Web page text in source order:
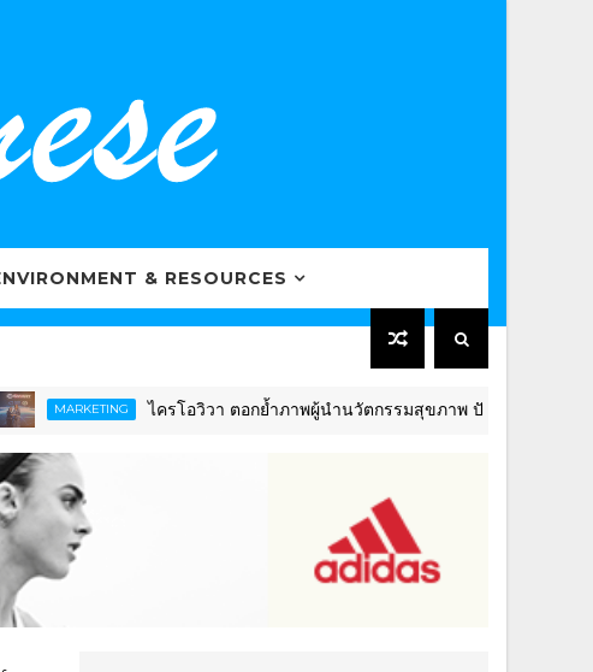
& RESOURCES
ไครโอวิวา ตอกย้ำภาพผู้นำนวัตกรรมสุขภาพ ปักธงดันไทยสู่ “Global